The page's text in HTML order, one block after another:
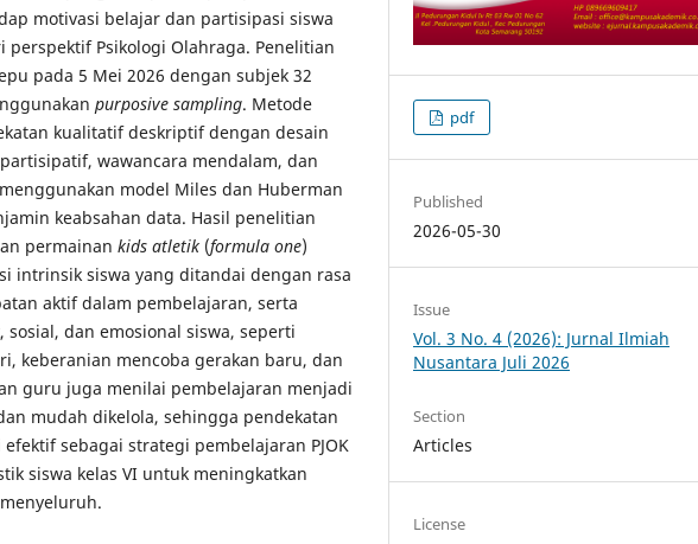
motivasi belajar dan partisipasi siswa
perspektif Psikologi Olahraga. Penelitian
pada 5 Mei 2026 dengan subjek 32
purposive sampling. Metode
kualitatif deskriptif dengan desain
wawancara mendalam, dan
model Miles dan Huberman
keabsahan data. Hasil penelitian
permainan kids atletik (formula one)
intrinsik siswa yang ditandai dengan rasa
aktif dalam pembelajaran, serta
dan emosional siswa, seperti
keberanian mencoba gerakan baru, dan
guru juga menilai pembelajaran menjadi
mudah dikelola, sehingga pendekatan
sebagai strategi pembelajaran PJOK
siswa kelas VI untuk meningkatkan
pdf
Published
2026-05-30
Issue
Vol. 3 No. 4 (2026): Jurnal Ilmiah
Nusantara Juli 2026
Section
Articles
License